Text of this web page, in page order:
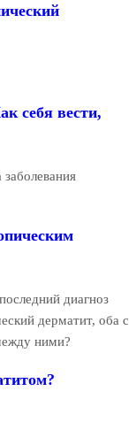
себя вести,
диагноз
дерматит, оба с
ними?